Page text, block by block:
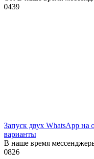
0439
Запуск двух WhatsApp
варианты
В наше время
0826